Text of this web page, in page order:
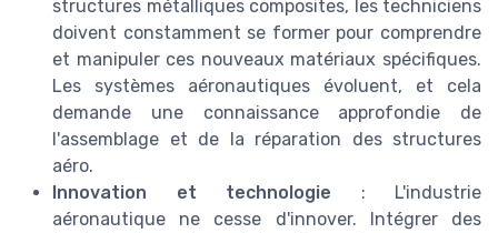
structures métalliques composites, les techniciens
doivent constamment se former pour comprendre
et manipuler ces nouveaux matériaux spécifiques.
Les systèmes aéronautiques évoluent, et cela
demande une connaissance approfondie de
l'assemblage et de la réparation des structures
aéro.
Innovation et technologie : L'industrie
aéronautique ne cesse d'innover. Intégrer des